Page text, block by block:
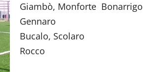
Giambò, Monforte
Gennaro
Bucalo, Scolaro
Rocco ( Pro